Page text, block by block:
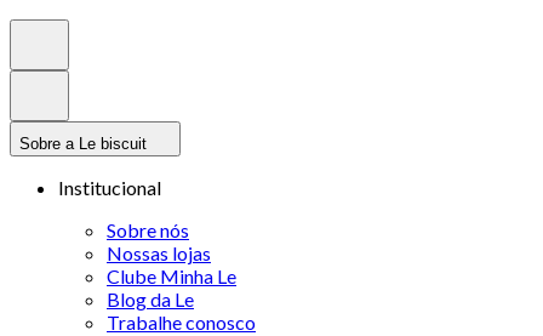
Sobre a Le biscuit
Institucional
Sobre nós
Nossas lojas
Clube Minha Le
Blog da Le
Trabalhe conosco